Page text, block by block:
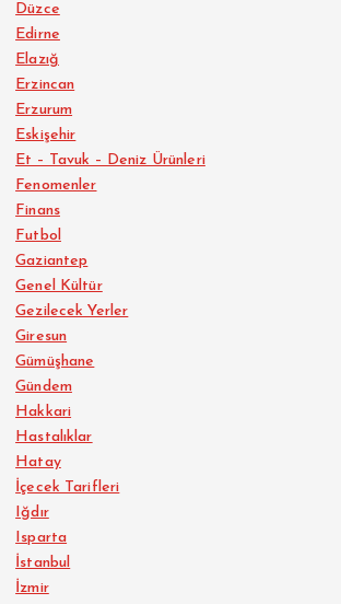
Düzce
Edirne
Elazığ
Erzincan
Erzurum
Eskişehir
Et – Tavuk – Deniz Ürünleri
Fenomenler
Finans
Futbol
Gaziantep
Genel Kültür
Gezilecek Yerler
Giresun
Gümüşhane
Gündem
Hakkari
Hastalıklar
Hatay
İçecek Tarifleri
Iğdır
Isparta
İstanbul
İzmir